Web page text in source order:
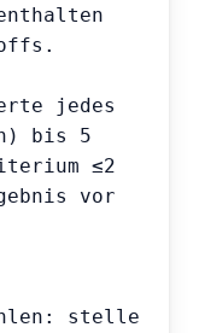
jedes
bis 5
≤2
vor
stelle